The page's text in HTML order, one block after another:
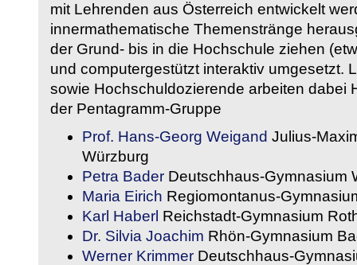
mit Lehrenden aus Österreich entwickelt
innermathematische Themenstränge
der Grund- bis in die Hochschule ziehen
und computergestützt interaktiv umgesetzt.
sowie Hochschuldozierende arbeiten dabei
der Pentagramm-Gruppe
Prof. Hans-Georg Weigand Julius-
Würzburg
Petra Bader Deutschhaus-Gymnasium
Maria Eirich Regiomontanus-
Karl Haberl Reichstadt-Gymnasium
Dr. Silvia Joachim Rhön-Gymnasium
Werner Krimmer Deutschhaus-